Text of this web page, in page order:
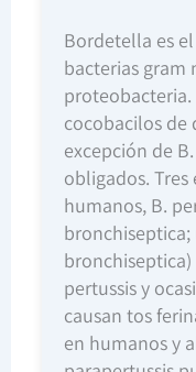
Bordetella es
bacterias gram
cocobacilos de
excepción de
obligados. Tres
humanos, B.
bronchiseptica;
pertussis y
causan tos
en humanos y